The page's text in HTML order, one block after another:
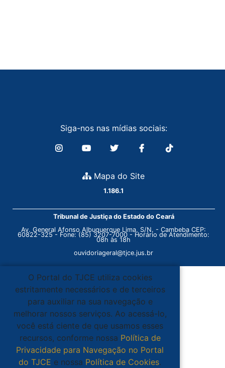
Siga-nos nas mídias sociais:
Mapa do Site
1.186.1
Tribunal de Justiça do Estado do Ceará
Av. General Afonso Albuquerque Lima, S/N. - Cambeba CEP:
60822-325 - Fone: (85) 3207-7000 - Horário de Atendimento:
08h às 18h
ouvidoriageral@tjce.jus.br
O Portal do TJCE utiliza cookies
estritamente necessários e de terceiros
para auxiliar na sua navegação e
melhorar nossos serviços. Ao acessá-lo,
você está ciente de que usamos esses
recursos, conforme nossa Política de
Privacidade para Navegação no Portal
do TJCE e nossa Política de Cookies.